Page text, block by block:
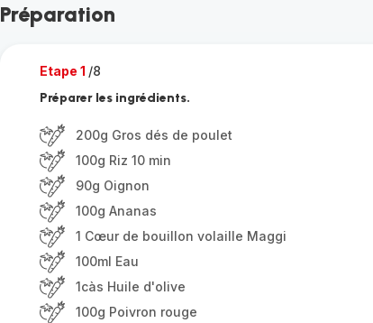
Préparation
Etape 1 /8
Préparer les ingrédients.
200g Gros dés de poulet
100g Riz 10 min
90g Oignon
100g Ananas
1 Cœur de bouillon volaille Maggi
100ml Eau
1càs Huile d'olive
100g Poivron rouge